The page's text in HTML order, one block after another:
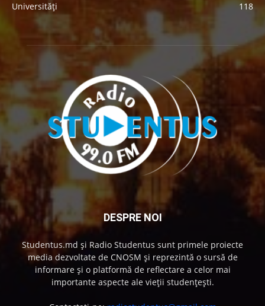
Universități
118
DESPRE NOI
Studentus.md și Radio Studentus sunt primele proiecte
media dezvoltate de CNOSM și reprezintă o sursă de
informare și o platformă de reflectare a celor mai
importante aspecte ale vieții studențești.